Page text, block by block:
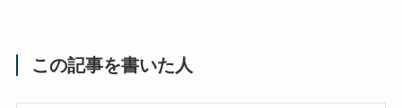
この記事を書いた人